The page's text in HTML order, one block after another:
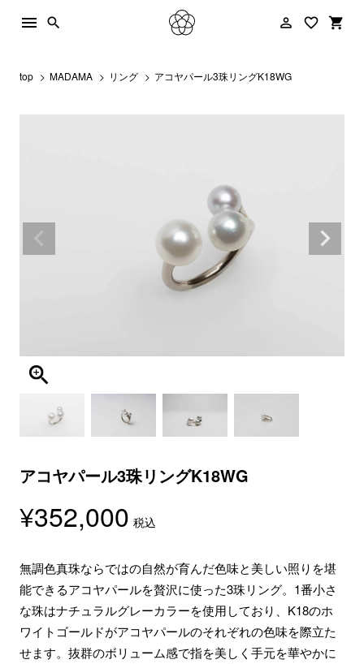
menu person_outline favorite_border shopping_cart
search
top MADAMA リング アコヤパール3珠リングK18WG
アコヤパール3珠リングK18WG
¥352,000 税込
無調色真珠ならではの自然が育んだ色味と美しい照りを堪
能できるアコヤパールを贅沢に使った3珠リング。1番小さ
な珠はナチュラルグレーカラーを使用しており、K18のホ
ワイトゴールドがアコヤパールのそれぞれの色味を際立た
せます。抜群のボリューム感で指を美しく手元を華やかに